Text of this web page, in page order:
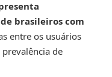
brasileiros com
entre os usuários
de